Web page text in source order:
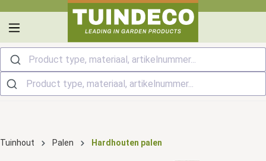
Product type, materiaal, artikelnummer...
Tuinhout Palen Hardhouten palen